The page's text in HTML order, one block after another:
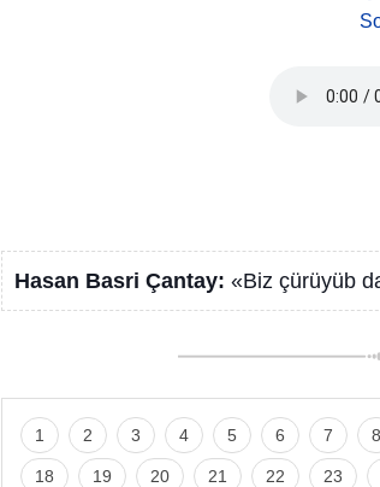
Hasan Basri Çantay: «Biz çürüyüb
1 2 3 4 5 6 7 8
18 19 20 21 22 23